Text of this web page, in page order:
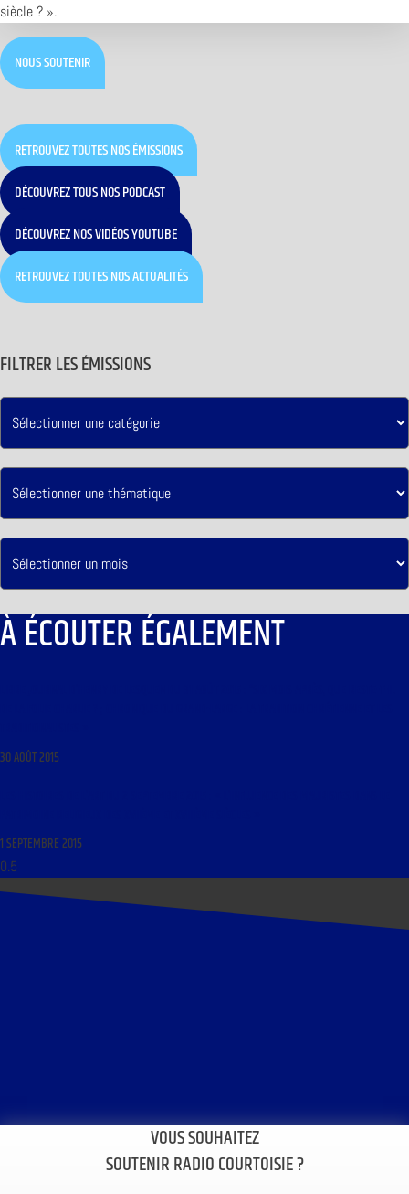
siècle ? ».
NOUS SOUTENIR
RETROUVEZ TOUTES NOS ÉMISSIONS
DÉCOUVREZ TOUS NOS PODCAST
DÉCOUVREZ NOS VIDÉOS YOUTUBE
RETROUVEZ TOUTES NOS ACTUALITÉS
FILTRER LES ÉMISSIONS
À ÉCOUTER ÉGALEMENT
30 AOÛT 2015
1 SEPTEMBRE 2015
VOUS SOUHAITEZ
SOUTENIR RADIO COURTOISIE ?